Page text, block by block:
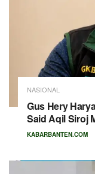
NASIONAL
Gus Hery
Said Aqil Siroj
KABARBANTEN.COM